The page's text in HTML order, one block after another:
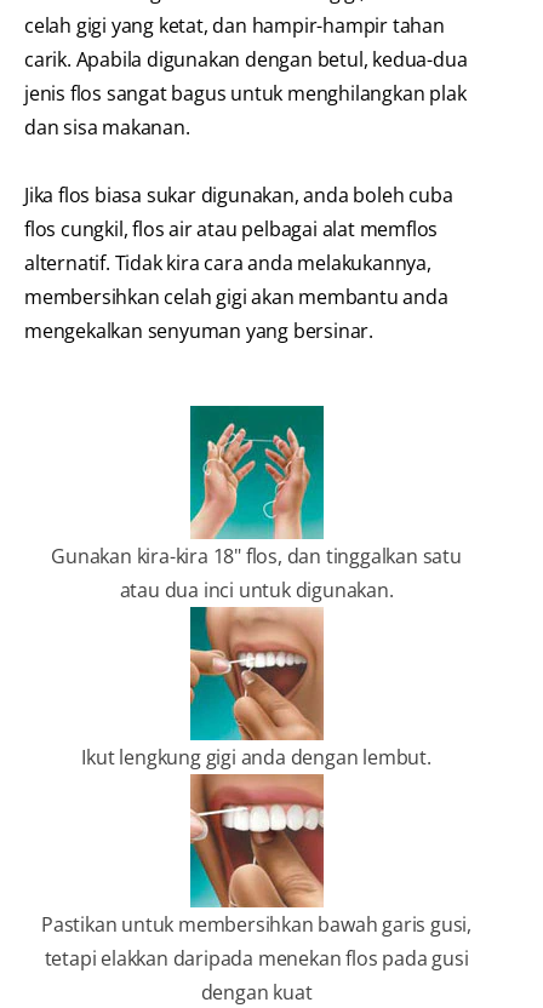
celah gigi yang ketat, dan hampir-hampir tahan
carik. Apabila digunakan dengan betul, kedua-dua
jenis flos sangat bagus untuk menghilangkan plak
dan sisa makanan.
Jika flos biasa sukar digunakan, anda boleh cuba
flos cungkil, flos air atau pelbagai alat memflos
alternatif. Tidak kira cara anda melakukannya,
membersihkan celah gigi akan membantu anda
mengekalkan senyuman yang bersinar.
Gunakan kira-kira 18" flos, dan tinggalkan satu
atau dua inci untuk digunakan.
Ikut lengkung gigi anda dengan lembut.
Pastikan untuk membersihkan bawah garis gusi,
tetapi elakkan daripada menekan flos pada gusi
dengan kuat